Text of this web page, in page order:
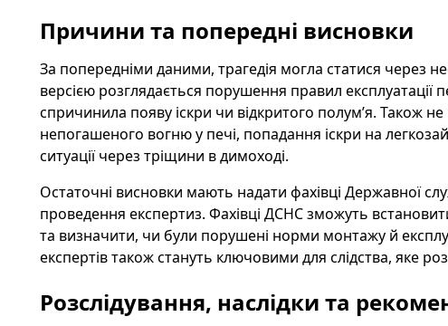
Причини та попередні висновки
За попередніми даними, трагедія могла статися через
версією розглядається порушення правил експлуатації
спричинила появу іскри чи відкритого полум’я. Також
непогашеного вогню у печі, попадання іскри на
ситуації через тріщини в димоході.
Остаточні висновки мають надати фахівці Державної
проведення експертиз. Фахівці ДСНС зможуть
та визначити, чи були порушені норми монтажу й
експертів також стануть ключовими для слідства, яке
Розслідування, наслідки та